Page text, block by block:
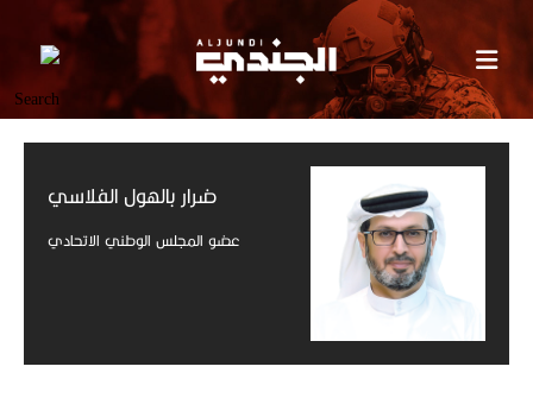
ضرار بالهول الفلاسي
عضو المجلس الوطني الاتحادي